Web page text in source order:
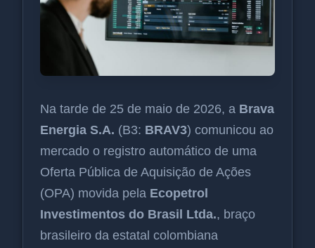
Na tarde de 25 de maio de 2026, a Brava
Energia S.A. (B3: BRAV3) comunicou ao
mercado o registro automático de uma
Oferta Pública de Aquisição de Ações
(OPA) movida pela Ecopetrol
Investimentos do Brasil Ltda., braço
brasileiro da estatal colombiana